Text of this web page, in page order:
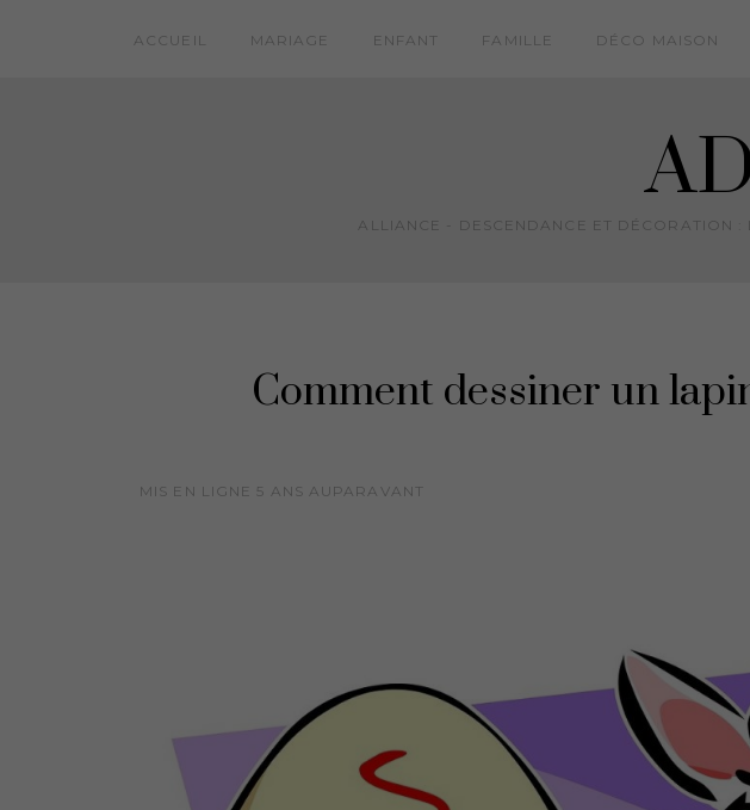
ACCUEIL MARIAGE ENFANT FAMILLE DÉCO MAISON
ALLIANCE - DESCENDANCE ET DÉCORATION
Comment dessiner un
MIS EN LIGNE 5 ANS AUPARAVANT